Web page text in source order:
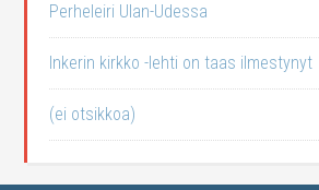
Perheleiri Ulan-Udessa
Inkerin kirkko -lehti on taas ilmestynyt
(ei otsikkoa)